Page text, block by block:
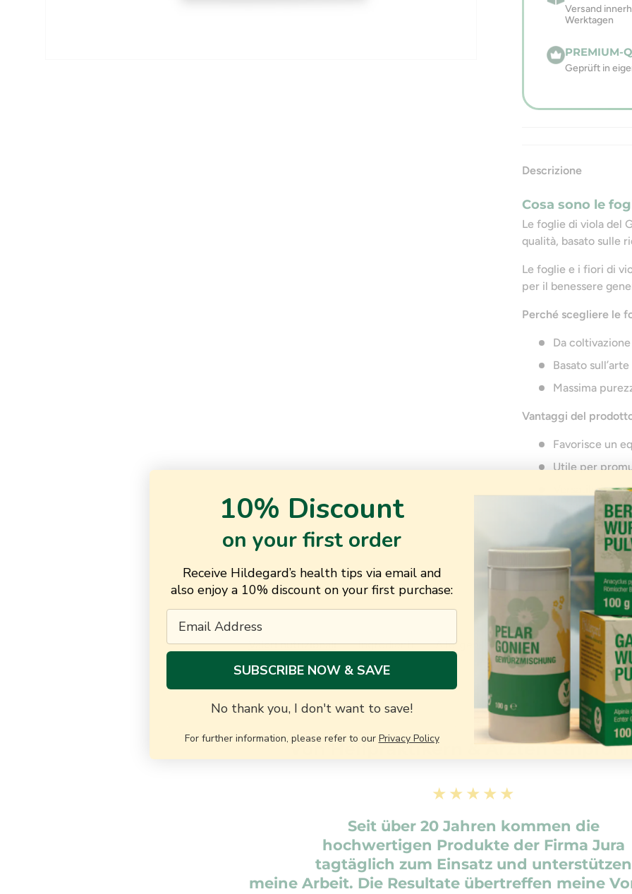
Versand
Werktagen
PREMIUM-
Geprüft in
Descrizione
Cosa sono le
Le foglie di viola del
qualità, basato sulle
Le foglie e i fiori di
per il benessere
Perché scegliere le
Da
Basato
Massima
Vantaggi del
Favorisce un
Utile per
Versatile in
trattamenti
Valori nutrizionali Ingredienti Allergeni
Von Heilpraktikern & Ärzten
★★★★★
Seit über 20 Jahren kommen die
hochwertigen Produkte der Firma Jura
tagtäglich zum Einsatz und unterstützen
meine Arbeit. Die Resultate übertreffen meine
10% Discount
on your first order
Receive Hildegard’s health tips via email and
also enjoy a 10% discount on your first purchase:
Email
SUBSCRIBE NOW & SAVE
No thank you, I don't want to save!
For further information, please refer to our Privacy Policy